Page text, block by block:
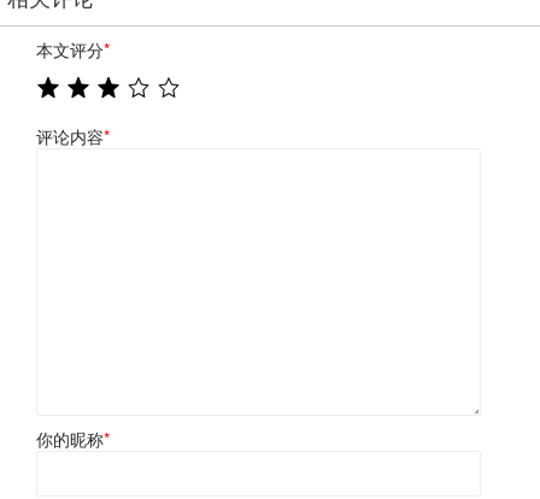
本文评分*
评论内容*
你的昵称*